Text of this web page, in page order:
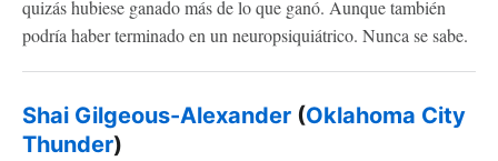
quizás hubiese ganado más de lo que ganó. Aunque también
podría haber terminado en un neuropsiquiátrico. Nunca se sabe.
Shai Gilgeous-Alexander (Oklahoma City
Thunder)